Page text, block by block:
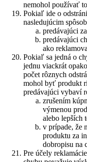
nemohol používať
Pokiaľ ide o
nasledujúcim
predávajúci
predávajúci
ako
Pokiaľ sa jedná o
jednu viackrát
počet rôznych
mohol byť produkt
predávajúci vybaví
zrušením
výmenou
alebo lepších
v prípade, že
produktu za
dobropisu na
Pre účely